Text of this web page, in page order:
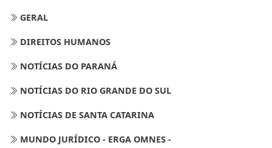
GERAL
DIREITOS HUMANOS
NOTÍCIAS DO PARANÁ
NOTÍCIAS DO RIO GRANDE DO SUL
NOTÍCIAS DE SANTA CATARINA
MUNDO JURÍDICO - ERGA OMNES -